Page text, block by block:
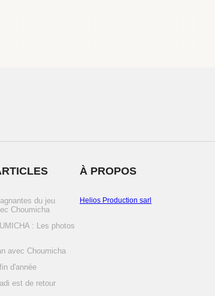
du jeu
Choumicha
: Les photos
avec Choumicha
d'année
est de retour
À PROPOS
Helios Production sarl